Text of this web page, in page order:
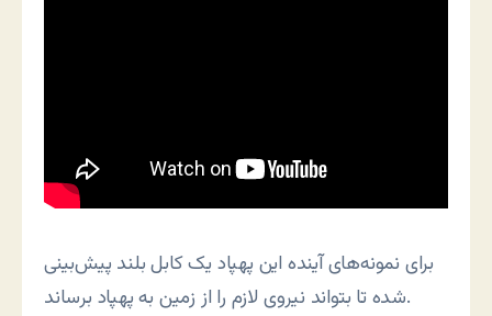
برای نمونه‌های آینده این پهپاد یک کابل بلند پیش‌بینی
شده تا بتواند نیروی لازم را از زمین به پهپاد برساند.